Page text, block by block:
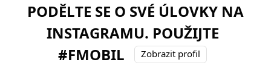
PODĚLTE SE O SVÉ ÚLOVKY NA
INSTAGRAMU. POUŽIJTE
#FMOBIL
Zobrazit profil